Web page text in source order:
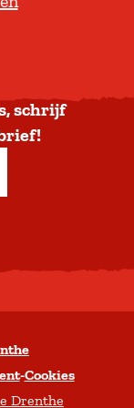
schrijf
-Cookies
Drenthe